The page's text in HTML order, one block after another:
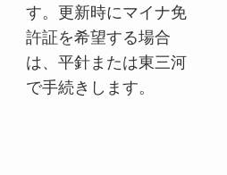
す。更新時にマイナ免
許証を希望する場合
は、平針または東三河
で手続きします。